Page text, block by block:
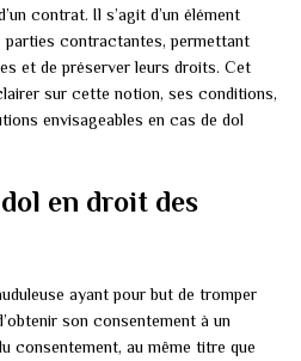
contrat. Il s’agit d’un élément
parties contractantes, permettant
et de préserver leurs droits. Cet
sur cette notion, ses conditions,
envisageables en cas de dol
en droit des
ayant pour but de tromper
son consentement à un
consentement, au même titre que